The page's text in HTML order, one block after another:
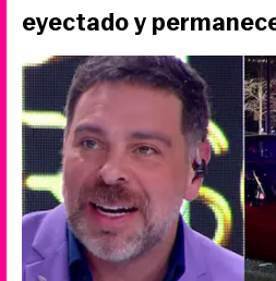
eyectado y